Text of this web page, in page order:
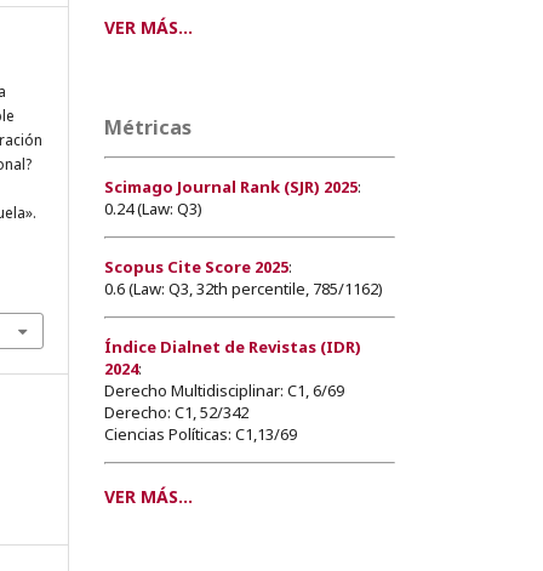
VER MÁS...
Métricas
Scimago Journal Rank (SJR) 2025:
0.24 (Law: Q3)
Scopus Cite Score 2025:
0.6 (Law: Q3, 32th percentile, 785/1162)
Índice Dialnet de Revistas (IDR)
2024:
Derecho Multidisciplinar: C1, 6/69
Derecho: C1, 52/342
Ciencias Políticas: C1,13/69
VER MÁS...